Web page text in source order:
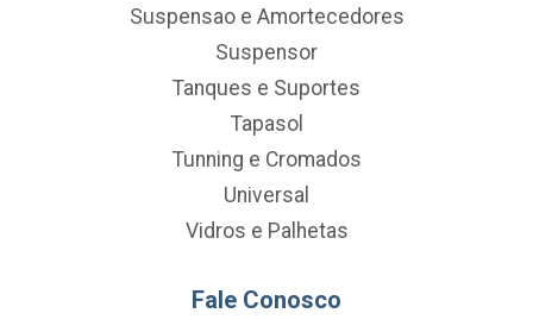
Suspensao e Amortecedores
Suspensor
Tanques e Suportes
Tapasol
Tunning e Cromados
Universal
Vidros e Palhetas
Fale Conosco